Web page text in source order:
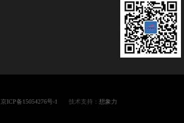
京ICP备15054276号-1 技术支持： 想象力